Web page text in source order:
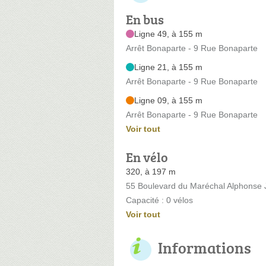
En bus
Ligne 49, à 155 m
Arrêt Bonaparte - 9 Rue Bonaparte
Ligne 21, à 155 m
Arrêt Bonaparte - 9 Rue Bonaparte
Ligne 09, à 155 m
Arrêt Bonaparte - 9 Rue Bonaparte
Voir tout
En vélo
320, à 197 m
55 Boulevard du Maréchal Alphonse
Capacité : 0 vélos
Voir tout
Informations